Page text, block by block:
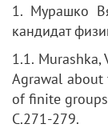
1. Мурашко
кандидат
1.1.
Agrawal
of finite
С.271-279.